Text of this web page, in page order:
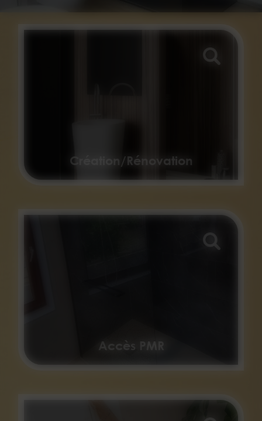
Création/Rénovation
Accès PMR